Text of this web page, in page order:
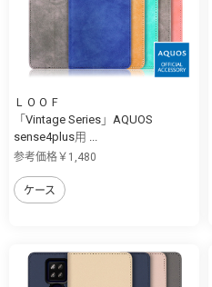
ＬＯＯＦ
「Vintage Series」AQUOS
sense4plus用 ...
参考価格￥1,480
ケース